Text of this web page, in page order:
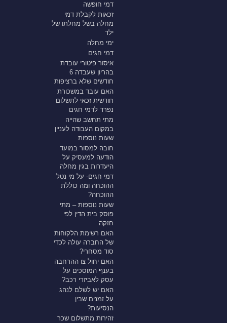
דמי חופשה
זכאות לקבלת דמי
מחלה בשל מחלתו של
ילד
ימי מחלה
דמי חגים
איסור פיטורי עובדת
בהריון שעבדה 6
חודשים שלא ברציפות
האם עובד במשכורת
חודשית זכאי לתשלום
נפרד לדמי חגים
מתי תחשב שהייה
במקום העבודה לעניין
שעות נוספות
חובה למסור במועד
הודעה למעסיק על
היעדרות בגין מחלה
דמי חגים- על מי נטל
ההוכחה ומה כוללת
ההוכחה?
שעות נוספות – מתי
פוסק בית הדין לפי
חזקה
האם רשימת הלקוחות
של החברה עולה לכדי
סוד מסחרי?
האם יחול צו ההרחבה
בענף המוסכים על
עסק לאביזרי רכב?
האם יש לשלם לנהג
על זמנים שבין
הנסיעות?
זהירות מתשלום שכר